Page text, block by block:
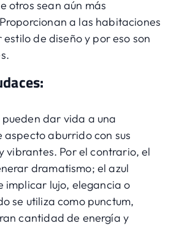
otros sean aún más
a las habitaciones
de diseño y por eso son
dar vida a una
aspecto aburrido con sus
vibrantes. Por el contrario, el
dramatismo; el azul
implicar lujo, elegancia o
se utiliza como punctum,
cantidad de energía y